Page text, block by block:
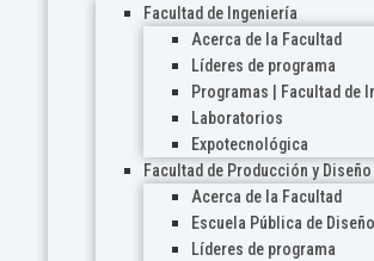
Facultad de Ingeniería
Acerca de la Facultad
Líderes de programa
Programas | Facultad de
Laboratorios
Expotecnológica
Facultad de Producción y Diseño
Acerca de la Facultad
Escuela Pública de Diseño
Líderes de programa